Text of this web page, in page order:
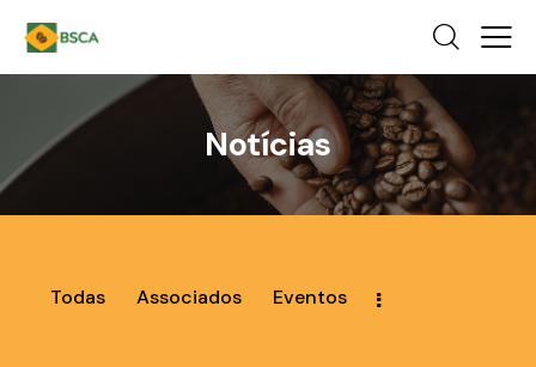
Notícias
Todas Associados Eventos